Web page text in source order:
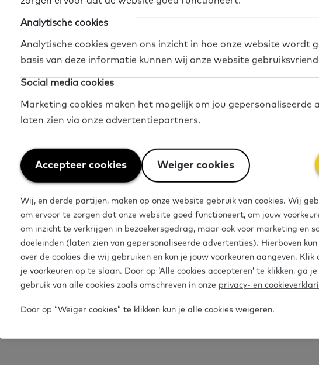
in hun ge­meen­te het pro­ces van in­ta­ke naar aan­bod heb­ben
punt be­ge­lei­den de­ze ge­sprek­ken.
Welkom
van hoe zo'n proces eruit zou kunnen zien.
Online gesprekstafels -
we gaan in twee rondes uiteen in
begeleid door een gespreksleider van het Expertisepunt
1. Gesprekstafel ronde 1- Hoe ziet een kwalitatief goede
eruit?
2. Gesprekstafel ronde 2- Hoe zorg je voor een warme
passend aanbod?
Afronding
Analytische cookies
Analytische cookies geven ons inzicht in hoe onze website wordt
basis van deze informatie kunnen wij onze website
Social media cookies
Marketing cookies maken het mogelijk om jou gepersonaliseerde
laten zien via onze advertentiepartners.
Accepteer cookies Weiger cookies
Weiger
cookies
Wij, en derde partijen, maken op onze website gebruik van cookies. Wij
om ervoor te zorgen dat onze website goed functioneert, om jouw
om inzicht te verkrijgen in bezoekersgedrag, maar ook voor marketing en
doeleinden (laten zien van gepersonaliseerde advertenties). Hierboven kun
over de cookies die wij gebruiken en kun je jouw voorkeuren aangeven. Klik
je voorkeuren op te slaan. Door op ‘Alle cookies accepteren’ te klikken, ga
gebruik van alle cookies zoals omschreven in onze privacy- en
Door op “Weiger cookies” te klikken kun je alle cookies weigeren.